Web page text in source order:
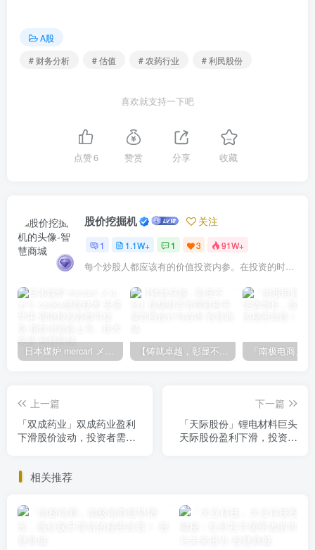
A股
# 财务分析
# 估值 # 农药行业 # 利民股份
喜欢就支持一下吧
点赞6 赞赏 分享 收藏
股价挖掘机 关注
1 1.1W+ 1 3 91W+
每个炒股人都应该有的价值投资内参。在投资的时候，我们把自己看成是企业分析师——而不是市场分析师，也不是宏观经济分析师，更不是证券分析师。
日本煤炉 mercari メルカリ cookie提取技术 安卓 苹果 雷电模拟器都可提取,指纹浏览器上号。技术支持 【铸就卓越，彰显不凡】顶级财富管理机构专属官网设计与咨询
上一篇
「双成药业」双成药业盈利
下滑股价波动，投资者需警
下一篇
「天际股份」锂电材料巨头
天际股份盈利下滑，投资需
相关推荐